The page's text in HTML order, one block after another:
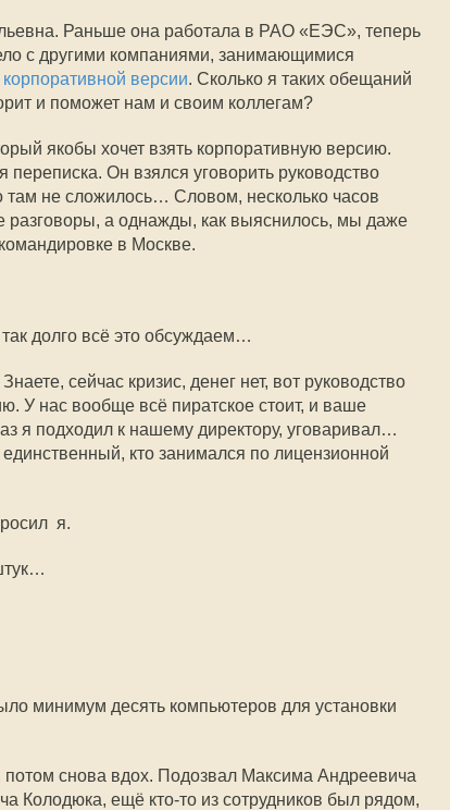
Раньше она работала в РАО «ЕЭС», теперь
с другими компаниями, занимающимися
корпоративной версии. Сколько я таких обещаний
и поможет нам и своим коллегам?
якобы хочет взять корпоративную версию.
Он взялся уговорить руководство
там не сложилось… Словом, несколько часов
разговоры, а однажды, как выяснилось, мы даже
в Москве.
долго всё это обсуждаем…
сейчас кризис, денег нет, вот руководство
У нас вообще всё пиратское стоит, и ваше
я подходил к нашему директору, уговаривал…
кто занимался по лицензионной
я.
минимум десять компьютеров для установки
потом снова вдох. Подозвал Максима Андреевича
Колодюка, ещё кто-то из сотрудников был рядом,